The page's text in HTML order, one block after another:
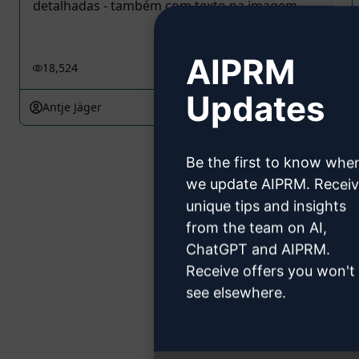
detalhadas - também com texto na imagem.
18,524 2
Antje Jäger March 27, 2025
AIPRM
Updates
Be the first to know
we update AIPRM.
unique tips and insights
from the team on AI,
ChatGPT and AIPRM.
Receive offers you won't
see elsewhere.